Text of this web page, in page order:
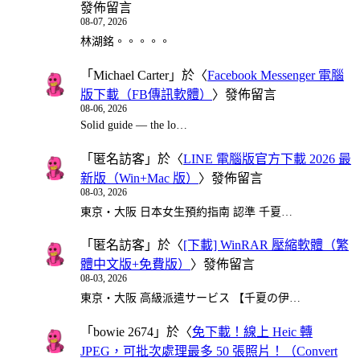
發佈留言
08-07, 2026
林湖銘。。。。。
「 Michael Carter」於〈Facebook Messenger 電腦
版下載（FB傳訊軟體） 〉發佈留言
08-06, 2026
Solid guide — the lo…
「 匿名訪客 」於〈LINE 電腦版官方下載 2026 最
新版（Win+Mac 版） 〉發佈留言
08-03, 2026
東京・大阪 日本女生預約指南 認準 千夏…
「 匿名訪客 」於〈[下載] WinRAR 壓縮軟體（繁
體中文版+免費版） 〉發佈留言
08-03, 2026
東京・大阪 高級派遣サービス 【千夏の伊…
「 bowie 2674 」於〈免下載！線上 Heic 轉
JPEG，可批次處理最多 50 張照片！（Convert